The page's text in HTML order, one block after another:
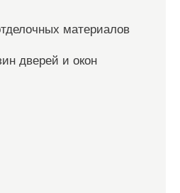
материалов
дверей и окон